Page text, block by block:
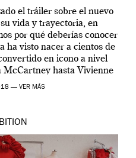
el tráiler sobre el nuevo
vida y trayectoria, en
por qué deberías conocer
visto nacer a cientos de
en icono a nivel
McCartney hasta Vivienne
[…]
— VER MÁS